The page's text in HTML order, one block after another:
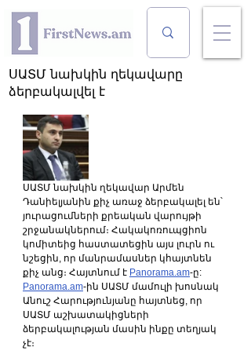
ՍԱՏՄ նախկին ղեկավարը
ձերբակալվել է
ՍԱՏՄ նախկին ղեկավար Արմեն
Դանիելյանին քիչ առաջ ձերբակալել են՝
յուրացումների քրեական վարույթի
շրջանակներում։ Հակակոռուպցիոն
կոմիտեից հաստատեցին այս լուրն ու
նշեցին, որ մանրամասներ կհայտնեն
քիչ անց։ Հայտնում է Panorama.am-ը:
Panorama.am-ին ՍԱՏՄ մամուլի խոսնակ
Անուշ Հարությունյանը հայտնեց, որ
ՍԱՏՄ աշխատակիցների
ձերբակալության մասին ինքը տեղյակ
չէ։